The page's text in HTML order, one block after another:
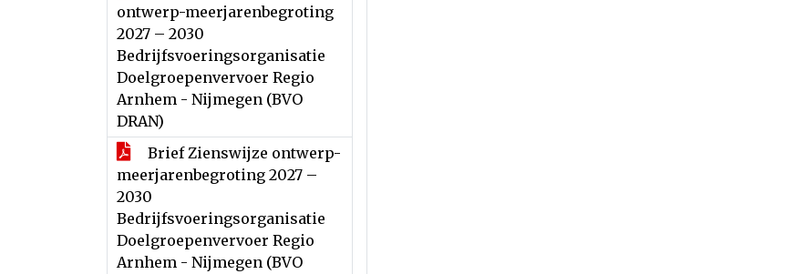
ontwerp-meerjarenbegroting
2027 – 2030
Bedrijfsvoeringsorganisatie
Doelgroepenvervoer Regio
Arnhem - Nijmegen (BVO
DRAN)
Brief Zienswijze ontwerp-
meerjarenbegroting 2027 –
2030
Bedrijfsvoeringsorganisatie
Doelgroepenvervoer Regio
Arnhem - Nijmegen (BVO